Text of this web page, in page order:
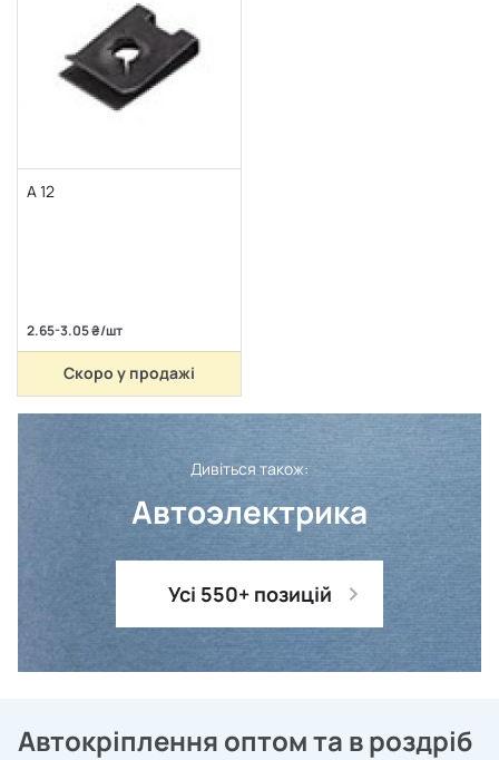
А 12
2.65-3.05 ₴/шт
Скоро у продажі
Дивіться також:
Автоэлектрика
Усі 550+ позицій
Автокріплення оптом та в роздріб